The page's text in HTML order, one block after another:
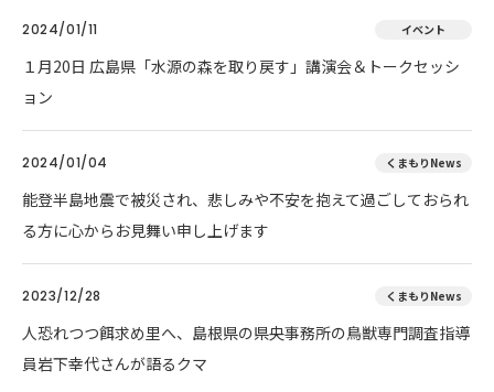
2024/01/11 イベント
１月20日 広島県「水源の森を取り戻す」講演会＆トークセッシ
ョン
2024/01/04 くまもりNews
能登半島地震で被災され、悲しみや不安を抱えて過ごしておられ
る方に心からお見舞い申し上げます
2023/12/28 くまもりNews
人恐れつつ餌求め里へ、島根県の県央事務所の鳥獣専門調査指導
員岩下幸代さんが語るクマ